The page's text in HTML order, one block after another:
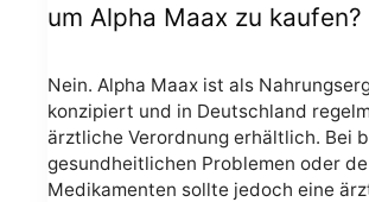
um Alpha Maax zu kaufen?
Nein. Alpha Maax ist als
konzipiert und in Deutschland
ärztliche Verordnung erhältlich. Bei
gesundheitlichen Problemen oder
Medikamenten sollte jedoch eine